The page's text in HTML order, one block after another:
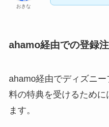
おきな
ahamo経由での登録
ahamo経由でディズニ
料の特典を受けるために
ます。